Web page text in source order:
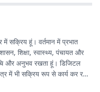
में सक्रिय हूं। वर्तमान में प्रभात
शिक्षा, स्वास्थ्य, पंचायत और
और अनुभव रखता हूं। डिजिटल
में भी सक्रिय रूप से कार्य कर रहा